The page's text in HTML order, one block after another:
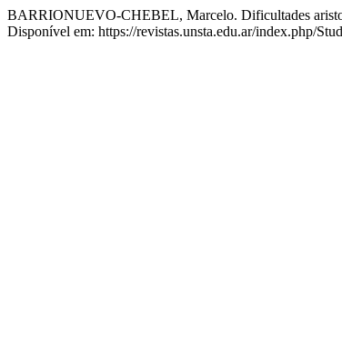
BARRIONUEVO-CHEBEL, Marcelo. Dificultades
Disponível em: https://revistas.unsta.edu.ar/index.php/